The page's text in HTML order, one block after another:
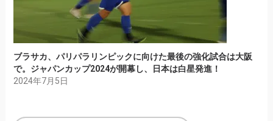
ブラサカ、パリパラリンピックに向けた最後の強化試合は大阪
で。ジャパンカップ2024が開幕し、日本は白星発進！
2024年7月5日